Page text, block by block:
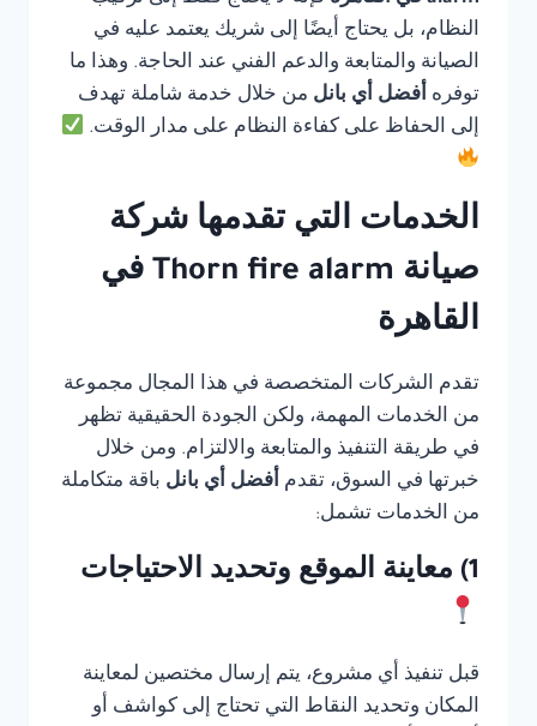
النظام، بل يحتاج أيضًا إلى شريك يعتمد عليه في
الصيانة والمتابعة والدعم الفني عند الحاجة. وهذا ما
توفره أفضل أي بانل من خلال خدمة شاملة تهدف
إلى الحفاظ على كفاءة النظام على مدار الوقت.
الخدمات التي تقدمها شركة
صيانة Thorn fire alarm في
القاهرة
تقدم الشركات المتخصصة في هذا المجال مجموعة
من الخدمات المهمة، ولكن الجودة الحقيقية تظهر
في طريقة التنفيذ والمتابعة والالتزام. ومن خلال
خبرتها في السوق، تقدم أفضل أي بانل باقة متكاملة
من الخدمات تشمل:
1) معاينة الموقع وتحديد الاحتياجات
قبل تنفيذ أي مشروع، يتم إرسال مختصين لمعاينة
المكان وتحديد النقاط التي تحتاج إلى كواشف أو